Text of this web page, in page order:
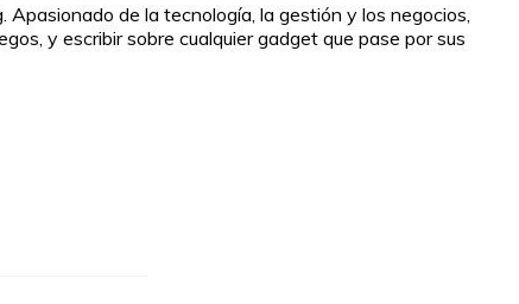
de la tecnología, la gestión y los negocios,
y escribir sobre cualquier gadget que pase por sus